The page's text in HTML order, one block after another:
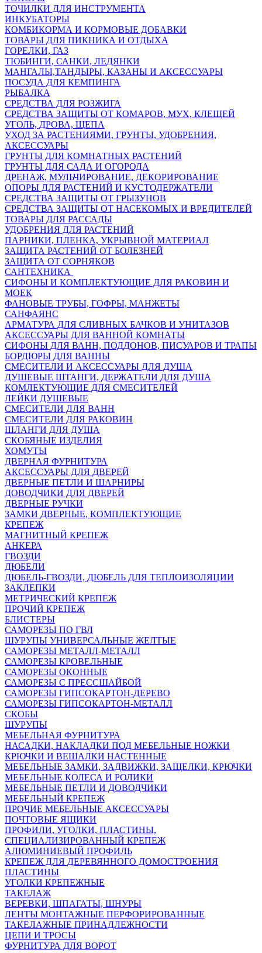
ТОЧИЛКИ ДЛЯ ИНСТРУМЕНТА
ИНКУБАТОРЫ
КОМБИКОРМА И КОРМОВЫЕ ДОБАВКИ
ТОВАРЫ ДЛЯ ПИКНИКА И ОТДЫХА
ГОРЕЛКИ, ГАЗ
ТЮБИНГИ, САНКИ, ЛЕДЯНКИ
МАНГАЛЫ,ТАНДЫРЫ, КАЗАНЫ И АКСЕССУАРЫ
ПОСУДА ДЛЯ КЕМПИНГА
РЫБАЛКА
СРЕДСТВА ДЛЯ РОЗЖИГА
СРЕДСТВА ЗАЩИТЫ ОТ КОМАРОВ, МУХ, КЛЕЩЕЙ
УГОЛЬ, ДРОВА, ЩЕПА
УХОД ЗА РАСТЕНИЯМИ, ГРУНТЫ, УДОБРЕНИЯ,
АКСЕССУАРЫ
ГРУНТЫ ДЛЯ КОМНАТНЫХ РАСТЕНИЙ
ГРУНТЫ ДЛЯ САДА И ОГОРОДА
ДРЕНАЖ, МУЛЬЧИРОВАНИЕ, ДЕКОРИРОВАНИЕ
ОПОРЫ ДЛЯ РАСТЕНИЙ И КУСТОДЕРЖАТЕЛИ
СРЕДСТВА ЗАЩИТЫ ОТ ГРЫЗУНОВ
СРЕДСТВА ЗАЩИТЫ ОТ НАСЕКОМЫХ И ВРЕДИТЕЛЕЙ
ТОВАРЫ ДЛЯ РАССАДЫ
УДОБРЕНИЯ ДЛЯ РАСТЕНИЙ
ПАРНИКИ, ПЛЕНКА, УКРЫВНОЙ МАТЕРИАЛ
ЗАЩИТА РАСТЕНИЙ ОТ БОЛЕЗНЕЙ
ЗАЩИТА ОТ СОРНЯКОВ
САНТЕХНИКА
СИФОНЫ И КОМПЛЕКТУЮЩИЕ ДЛЯ РАКОВИН И
МОЕК
ФАНОВЫЕ ТРУБЫ, ГОФРЫ, МАНЖЕТЫ
САНФАЯНС
АРМАТУРА ДЛЯ СЛИВНЫХ БАЧКОВ И УНИТАЗОВ
АКСЕССУАРЫ ДЛЯ ВАННОЙ КОМНАТЫ
СИФОНЫ ДЛЯ ВАНН, ПОДДОНОВ, ПИСУАРОВ И ТРАПЫ
БОРДЮРЫ ДЛЯ ВАННЫ
СМЕСИТЕЛИ И АКСЕССУАРЫ ДЛЯ ДУША
ДУШЕВЫЕ ШТАНГИ, ДЕРЖАТЕЛИ ДЛЯ ДУША
КОМЛЕКТУЮЩИЕ ДЛЯ СМЕСИТЕЛЕЙ
ЛЕЙКИ ДУШЕВЫЕ
СМЕСИТЕЛИ ДЛЯ ВАНН
СМЕСИТЕЛИ ДЛЯ РАКОВИН
ШЛАНГИ ДЛЯ ДУША
СКОБЯНЫЕ ИЗДЕЛИЯ
ХОМУТЫ
ДВЕРНАЯ ФУРНИТУРА
АКСЕССУАРЫ ДЛЯ ДВЕРЕЙ
ДВЕРНЫЕ ПЕТЛИ И ШАРНИРЫ
ДОВОДЧИКИ ДЛЯ ДВЕРЕЙ
ДВЕРНЫЕ РУЧКИ
ЗАМКИ ДВЕРНЫЕ, КОМПЛЕКТУЮЩИЕ
КРЕПЕЖ
МАГНИТНЫЙ КРЕПЕЖ
АНКЕРА
ГВОЗДИ
ДЮБЕЛИ
ДЮБЕЛЬ-ГВОЗДИ, ДЮБЕЛЬ ДЛЯ ТЕПЛОИЗОЛЯЦИИ
ЗАКЛЕПКИ
МЕТРИЧЕСКИЙ КРЕПЕЖ
ПРОЧИЙ КРЕПЕЖ
БЛИСТЕРЫ
САМОРЕЗЫ ПО ГВЛ
ШУРУПЫ УНИВЕРСАЛЬНЫЕ ЖЕЛТЫЕ
САМОРЕЗЫ МЕТАЛЛ-МЕТАЛЛ
САМОРЕЗЫ КРОВЕЛЬНЫЕ
САМОРЕЗЫ ОКОННЫЕ
САМОРЕЗЫ С ПРЕССШАЙБОЙ
САМОРЕЗЫ ГИПСОКАРТОН-ДЕРЕВО
САМОРЕЗЫ ГИПСОКАРТОН-МЕТАЛЛ
СКОБЫ
ШУРУПЫ
МЕБЕЛЬНАЯ ФУРНИТУРА
НАСАДКИ, НАКЛАДКИ ПОД МЕБЕЛЬНЫЕ НОЖКИ
КРЮЧКИ И ВЕШАЛКИ НАСТЕННЫЕ
МЕБЕЛЬНЫЕ ЗАМКИ, ЗАДВИЖКИ, ЗАЩЕЛКИ, КРЮЧКИ
МЕБЕЛЬНЫЕ КОЛЕСА И РОЛИКИ
МЕБЕЛЬНЫЕ ПЕТЛИ И ДОВОДЧИКИ
МЕБЕЛЬНЫЙ КРЕПЕЖ
ПРОЧИЕ МЕБЕЛЬНЫЕ АКСЕССУАРЫ
ПОЧТОВЫЕ ЯЩИКИ
ПРОФИЛИ, УГОЛКИ, ПЛАСТИНЫ,
СПЕЦИАЛИЗИРОВАННЫЙ КРЕПЕЖ
АЛЮМИНИЕВЫЙ ПРОФИЛЬ
КРЕПЕЖ ДЛЯ ДЕРЕВЯННОГО ДОМОСТРОЕНИЯ
ПЛАСТИНЫ
УГОЛКИ КРЕПЕЖНЫЕ
ТАКЕЛАЖ
ВЕРЕВКИ, ШПАГАТЫ, ШНУРЫ
ЛЕНТЫ МОНТАЖНЫЕ ПЕРФОРИРОВАННЫЕ
ТАКЕЛАЖНЫЕ ПРИНАДЛЕЖНОСТИ
ЦЕПИ И ТРОСЫ
ФУРНИТУРА ДЛЯ ВОРОТ